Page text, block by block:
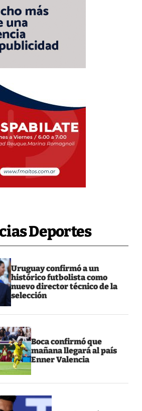
Deportes
Uruguay confirmó a un
histórico futbolista como
nuevo director técnico de la
selección
Boca confirmó que
mañana llegará al país
Enner Valencia